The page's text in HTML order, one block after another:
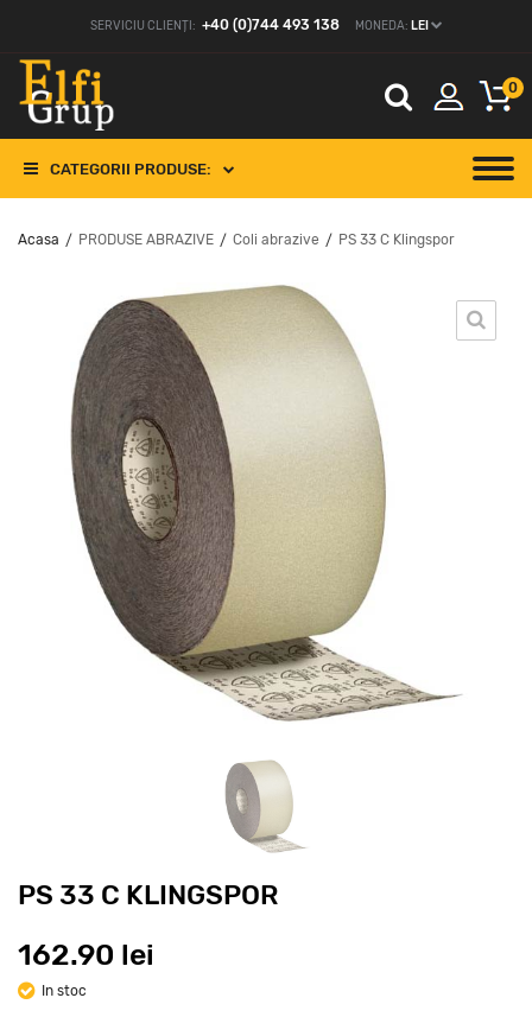
SERVICIU CLIENȚI: +40 (0)744 493 138 MONEDA: LEI
0
CATEGORII PRODUSE:
Acasa / PRODUSE ABRAZIVE / Coli abrazive / PS 33 C Klingspor
PS 33 C KLINGSPOR
162.90 lei
In stoc